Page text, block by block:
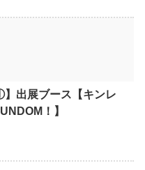
】出展ブース【キンレ
！】